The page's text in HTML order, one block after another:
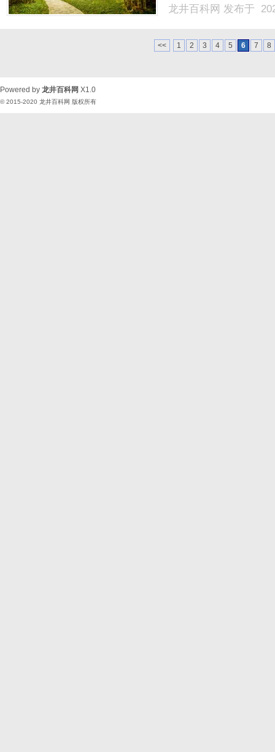
而，在国内，GEO公
司，帮助您做出明智
龙井百科网 发布于
<< 1 2 3 4 5 6 7 8
Powered by 龙井百科网 X1.0
© 2015-2020 龙井百科网 版权所有